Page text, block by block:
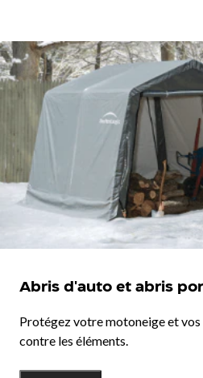
Abris d'auto et abris
Protégez votre motoneige et
contre les éléments.